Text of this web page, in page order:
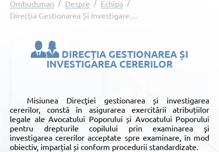
Ombudsman / Despre / Echipa /
Direcția Gestionarea Și Investigarea Cererilor
DIRECȚIA GESTIONAREA ȘI
INVESTIGAREA CERERILOR
Misiunea Direcţiei gestionarea și investigarea
cererilor, constă în asigurarea exercitării atribuțiilor
legale ale Avocatului Poporului și Avocatului Poporului
pentru drepturile copilului prin examinarea şi
investigarea cererilor acceptate spre examinare, în mod
obiectiv, imparțial și conform procedurii standardizate.